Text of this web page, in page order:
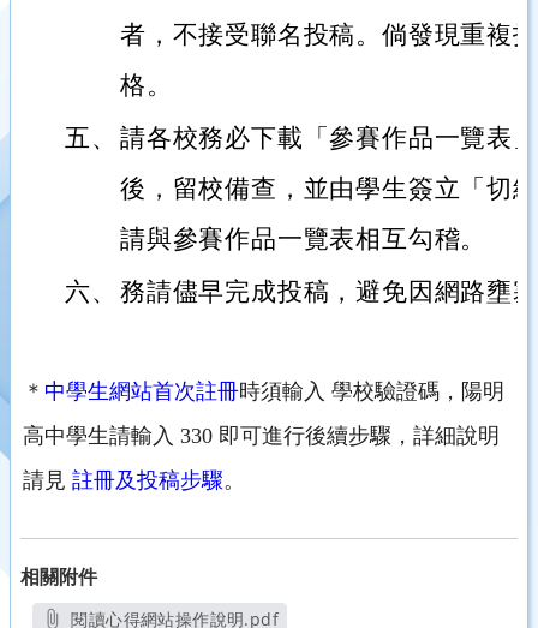
者，不接受聯名投稿。倘發現重複
格。
五、 請各校務必下載「參賽作品一覽表
後，留校備查，並由學生簽立「切
請與參賽作品一覽表相互勾稽。
六、 務請儘早完成投稿，避免因網路壅
＊ 中學生網站首次註冊時須輸入 學校驗證碼，陽明
高中學生請輸入 330 即可進行後續步驟，詳細說明
請見 註冊及投稿步驟。
相關附件
閱讀心得網站操作說明.pdf